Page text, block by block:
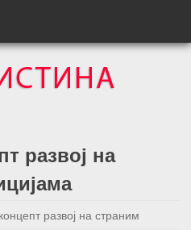
развој на
развој на страним